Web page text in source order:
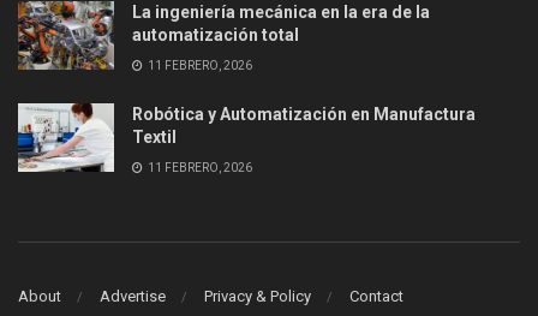
La ingeniería mecánica en la era de la
automatización total
11 FEBRERO, 2026
Robótica y Automatización en Manufactura
Textil
11 FEBRERO, 2026
About Advertise Privacy & Policy Contact